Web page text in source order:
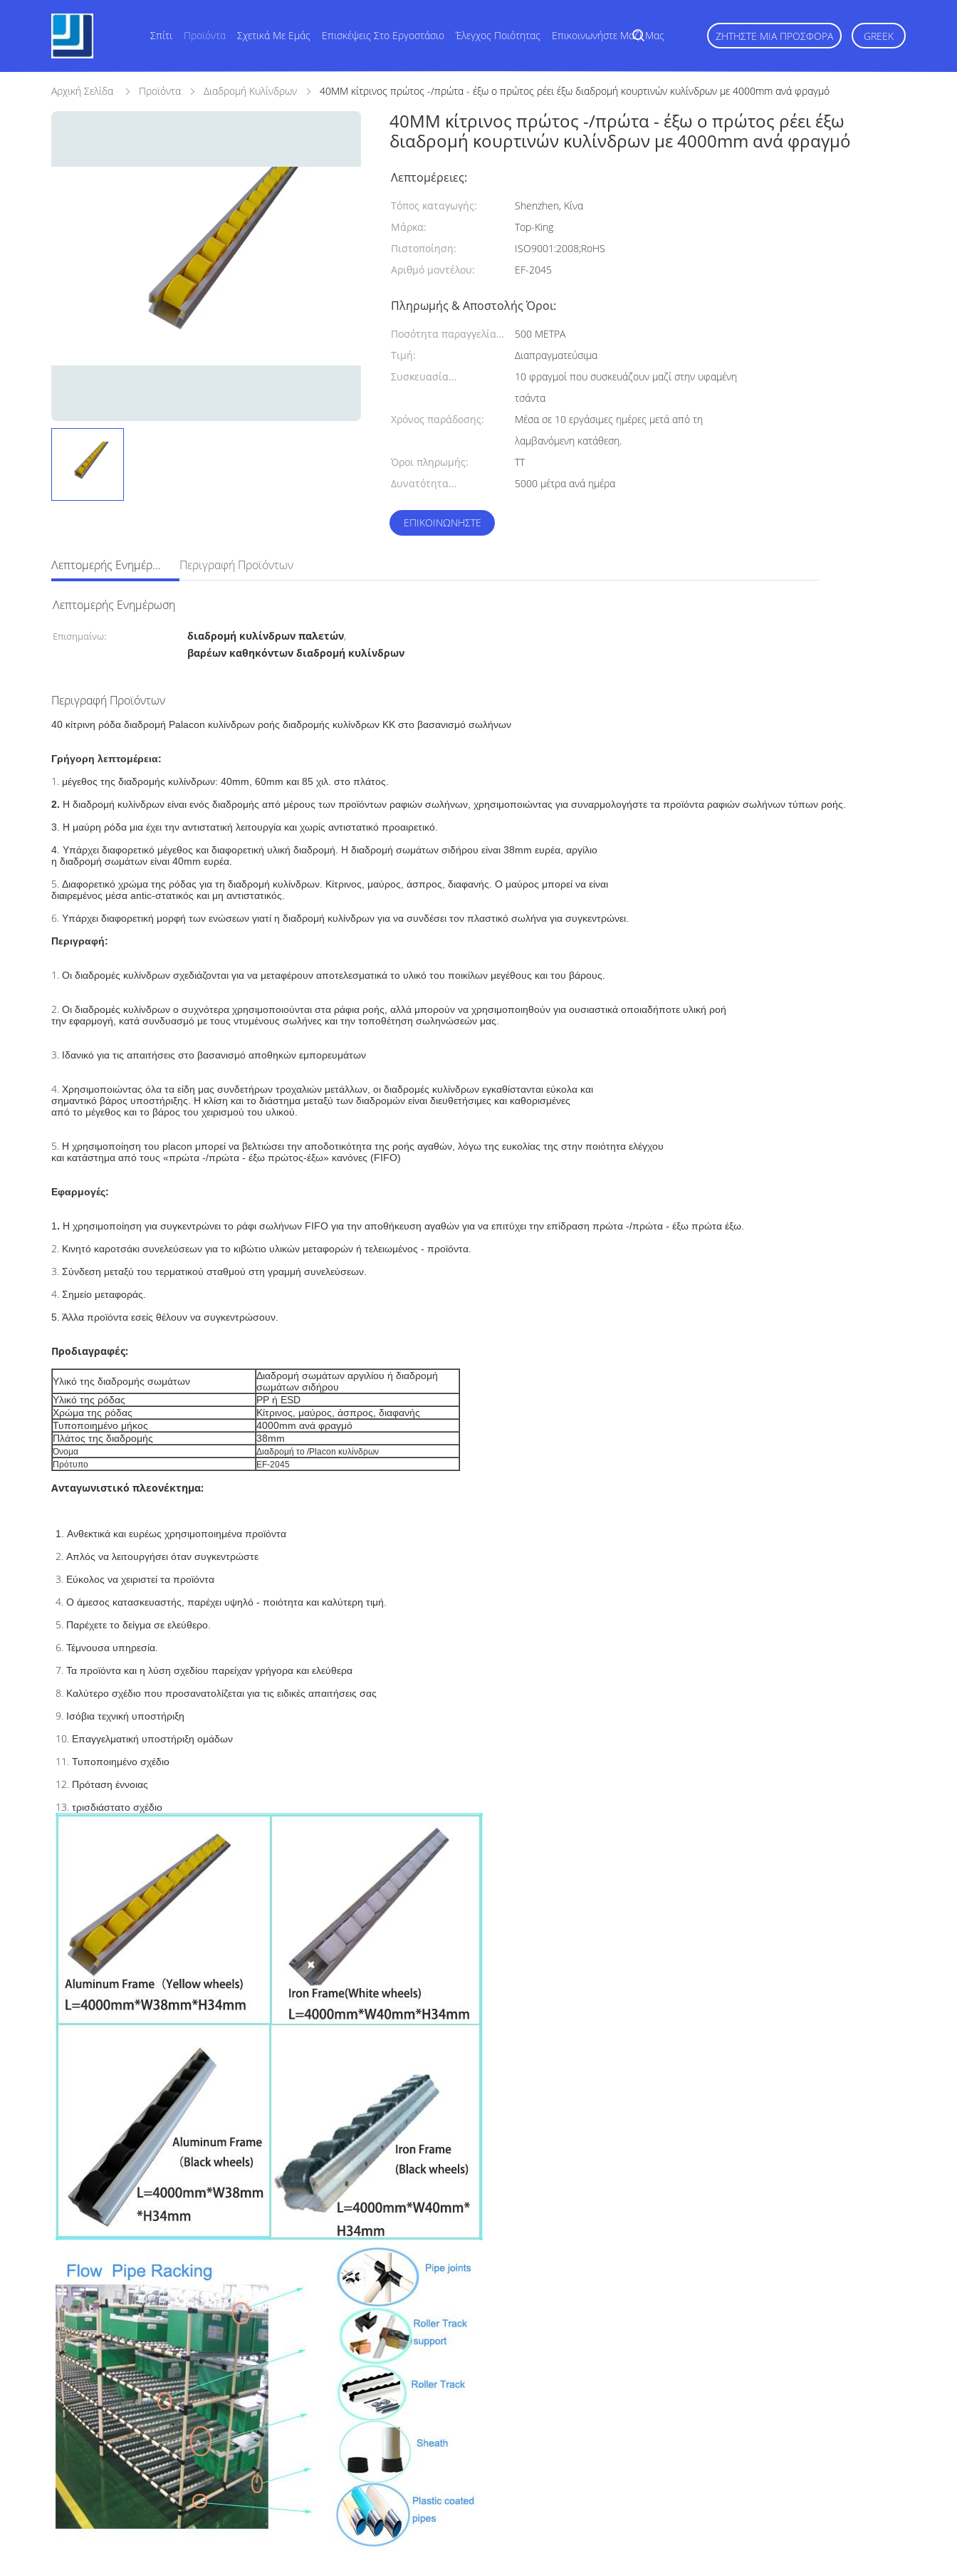
Σπίτι Προϊόντα Σχετικά Με Εμάς Επισκέψεις Στο Εργοστάσιο Έλεγχος Ποιότητας Επικοινωνήστε Μαζί Μας ΖΗΤΉΣΤΕ ΜΙΑ ΠΡΟΣΦΟΡΆ GREEK
Αρχική Σελίδα Προϊόντα Διαδρομή Κυλίνδρων 40MM κίτρινος πρώτος -/πρώτα - έξω ο πρώτος ρέει έξω διαδρομή κουρτινών κυλίνδρων με 4000mm ανά φραγμό
40MM κίτρινος πρώτος -/πρώτα - έξω ο πρώτος ρέει έξω
διαδρομή κουρτινών κυλίνδρων με 4000mm ανά φραγμό
Λεπτομέρειες:
Τόπος καταγωγής:
Shenzhen, Κίνα
Μάρκα:
Top-King
Πιστοποίηση:
ISO9001:2008;RoHS
Αριθμό μοντέλου:
EF-2045
Πληρωμής & Αποστολής Όροι:
Ποσότητα παραγγελίας
min:
500 ΜΕΤΡΑ
Τιμή:
Διαπραγματεύσιμα
Συσκευασία
10 φραγμοί που συσκευάζουν μαζί στην υφαμένη
τσάντα
Χρόνος παράδοσης:
Μέσα σε 10 εργάσιμες ημέρες μετά από τη
λαμβανόμενη κατάθεση.
Όροι πληρωμής:
TT
Δυνατότητα
5000 μέτρα ανά ημέρα
ΕΠΙΚΟΙΝΩΝΉΣΤΕ
Λεπτομερής Ενημέρωση Περιγραφή Προϊόντων
Λεπτομερής Ενημέρωση
Επισημαίνω: διαδρομή κυλίνδρων παλετών,
βαρέων καθηκόντων διαδρομή κυλίνδρων
Περιγραφή Προϊόντων
40 κίτρινη ρόδα διαδρομή Palacon κυλίνδρων ροής διαδρομής κυλίνδρων ΚΚ στο βασανισμό σωλήνων
Γρήγορη λεπτομέρεια:
1. μέγεθος της διαδρομής κυλίνδρων: 40mm, 60mm και 85 χιλ. στο πλάτος.
2. Η διαδρομή κυλίνδρων είναι ενός διαδρομής από μέρους των προϊόντων ραφιών σωλήνων, χρησιμοποιώντας για συναρμολογήστε τα προϊόντα ραφιών σωλήνων τύπων ροής.
3. Η μαύρη ρόδα μια έχει την αντιστατική λειτουργία και χωρίς αντιστατικό προαιρετικό.
4. Υπάρχει διαφορετικό μέγεθος και διαφορετική υλική διαδρομή. Η διαδρομή σωμάτων σιδήρου είναι 38mm ευρέα, αργίλιο
η διαδρομή σωμάτων είναι 40mm ευρέα.
5. Διαφορετικό χρώμα της ρόδας για τη διαδρομή κυλίνδρων. Κίτρινος, μαύρος, άσπρος, διαφανής. Ο μαύρος μπορεί να είναι
διαιρεμένος μέσα antic-στατικός και μη αντιστατικός.
6. Υπάρχει διαφορετική μορφή των ενώσεων γιατί η διαδρομή κυλίνδρων για να συνδέσει τον πλαστικό σωλήνα για συγκεντρώνει.
Περιγραφή:
1. Οι διαδρομές κυλίνδρων σχεδιάζονται για να μεταφέρουν αποτελεσματικά το υλικό του ποικίλων μεγέθους και του βάρους.
2. Οι διαδρομές κυλίνδρων ο συχνότερα χρησιμοποιούνται στα ράφια ροής, αλλά μπορούν να χρησιμοποιηθούν για ουσιαστικά οποιαδήποτε υλική ροή
την εφαρμογή, κατά συνδυασμό με τους ντυμένους σωλήνες και την τοποθέτηση σωληνώσεών μας.
3. Ιδανικό για τις απαιτήσεις στο βασανισμό αποθηκών εμπορευμάτων
4. Χρησιμοποιώντας όλα τα είδη μας συνδετήρων τροχαλιών μετάλλων, οι διαδρομές κυλίνδρων εγκαθίστανται εύκολα και
σημαντικό βάρος υποστήριξης. Η κλίση και το διάστημα μεταξύ των διαδρομών είναι διευθετήσιμες και καθορισμένες
από το μέγεθος και το βάρος του χειρισμού του υλικού.
5. Η χρησιμοποίηση του placon μπορεί να βελτιώσει την αποδοτικότητα της ροής αγαθών, λόγω της ευκολίας της στην ποιότητα ελέγχου
και κατάστημα από τους «πρώτα -/πρώτα - έξω πρώτος-έξω» κανόνες (FIFO)
Εφαρμογές:
1 . Η χρησιμοποίηση για συγκεντρώνει το ράφι σωλήνων FIFO για την αποθήκευση αγαθών για να επιτύχει την επίδραση πρώτα -/πρώτα - έξω πρώτα έξω.
2. Κινητό καροτσάκι συνελεύσεων για το κιβώτιο υλικών μεταφορών ή τελειωμένος - προϊόντα.
3. Σύνδεση μεταξύ του τερματικού σταθμού στη γραμμή συνελεύσεων.
4. Σημείο μεταφοράς.
5. Άλλα προϊόντα εσείς θέλουν να συγκεντρώσουν.
Προδιαγραφές:
Υλικό της διαδρομής σωμάτων
Διαδρομή σωμάτων αργιλίου ή διαδρομή
σωμάτων σιδήρου
Υλικό της ρόδας
PP ή ESD
Χρώμα της ρόδας
Κίτρινος, μαύρος, άσπρος, διαφανής
Τυποποιημένο μήκος
4000mm ανά φραγμό
Πλάτος της διαδρομής
38mm
Όνομα
Διαδρομή το /Placon κυλίνδρων
Πρότυπο
EF-2045
Ανταγωνιστικό πλεονέκτημα:
1. Ανθεκτικά και ευρέως χρησιμοποιημένα προϊόντα
2. Απλός να λειτουργήσει όταν συγκεντρώστε
3. Εύκολος να χειριστεί τα προϊόντα
4. Ο άμεσος κατασκευαστής, παρέχει υψηλό - ποιότητα και καλύτερη τιμή.
5. Παρέχετε το δείγμα σε ελεύθερο.
6. Τέμνουσα υπηρεσία.
7. Τα προϊόντα και η λύση σχεδίου παρείχαν γρήγορα και ελεύθερα
8. Καλύτερο σχέδιο που προσανατολίζεται για τις ειδικές απαιτήσεις σας
9. Ισόβια τεχνική υποστήριξη
10. Επαγγελματική υποστήριξη ομάδων
11. Τυποποιημένο σχέδιο
12. Πρόταση έννοιας
13. τρισδιάστατο σχέδιο